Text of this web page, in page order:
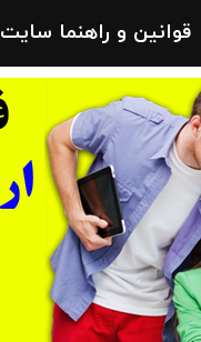
قوانین و راهنما سایت